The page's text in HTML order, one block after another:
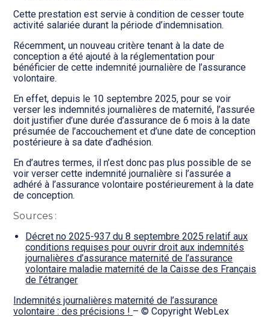
Cette prestation est servie à condition de cesser toute
activité salariée durant la période d’indemnisation.
Récemment, un nouveau critère tenant à la date de
conception a été ajouté à la réglementation pour
bénéficier de cette indemnité journalière de l’assurance
volontaire.
En effet, depuis le 10 septembre 2025, pour se voir
verser les indemnités journalières de maternité, l’assurée
doit justifier d’une durée d’assurance de 6 mois à la date
présumée de l’accouchement et d’une date de conception
postérieure à sa date d’adhésion.
En d’autres termes, il n’est donc pas plus possible de se
voir verser cette indemnité journalière si l’assurée a
adhéré à l’assurance volontaire postérieurement à la date
de conception.
Sources :
Décret no 2025-937 du 8 septembre 2025 relatif aux
conditions requises pour ouvrir droit aux indemnités
journalières d’assurance maternité de l’assurance
volontaire maladie maternité de la Caisse des Français
de l’étranger
Indemnités journalières maternité de l’assurance
volontaire : des précisions ! – © Copyright WebLex